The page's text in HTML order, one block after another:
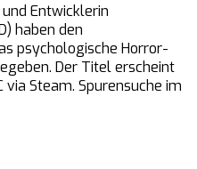
Entwicklerin
haben den
psychologische Horror-
Der Titel erscheint
via Steam. Spurensuche im